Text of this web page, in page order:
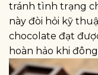
tránh tình trạng
này đòi hỏi kỹ
chocolate đạt
hoàn hảo khi